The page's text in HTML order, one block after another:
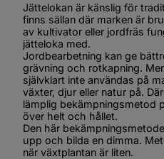
Jättelokan är känslig för
finns sällan där marken är
av kultivator eller jordfräs
jätteloka med.
Jordbearbetning kan ge
grävning och rotkapning.
självklart inte användas på
växter, djur eller natur på.
lämplig bekämpningsmetod
över helt och hållet.
Den här
upp och bilda en dimma.
när växtplantan är liten.